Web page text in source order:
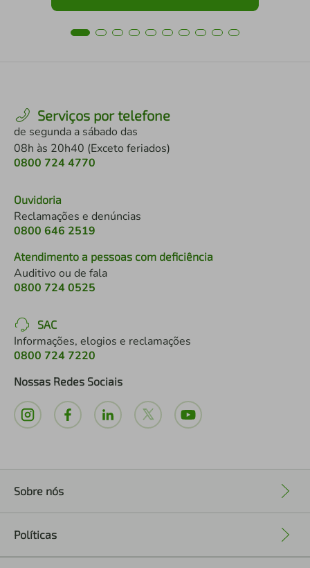
Serviços por telefone
de segunda a sábado das
08h às 20h40 (Exceto feriados)
0800 724 4770
Ouvidoria
Reclamações e denúncias
0800 646 2519
Atendimento a pessoas com deficiência
Auditivo ou de fala
0800 724 0525
SAC
Informações, elogios e reclamações
0800 724 7220
Nossas Redes Sociais
Sobre nós
Políticas